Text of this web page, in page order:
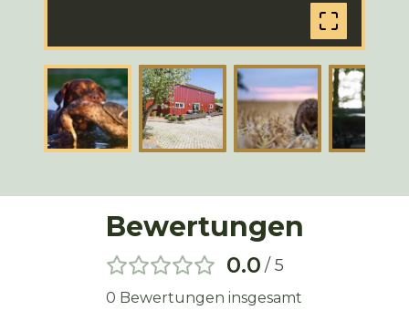
Bewertungen
0.0 / 5
0 Bewertungen insgesamt